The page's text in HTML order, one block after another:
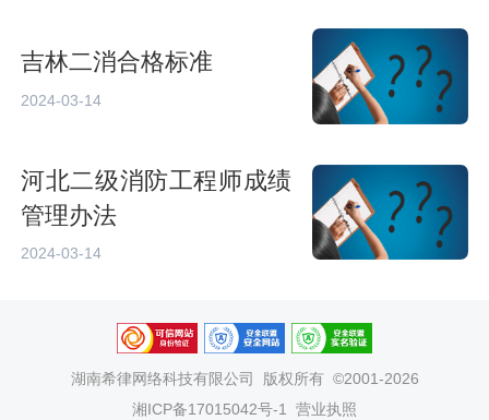
吉林二消合格标准
2024-03-14
河北二级消防工程师成绩
管理办法
2024-03-14
湖南希律网络科技有限公司
版权所有 ©2001-2026
湘ICP备17015042号-1 营业执照